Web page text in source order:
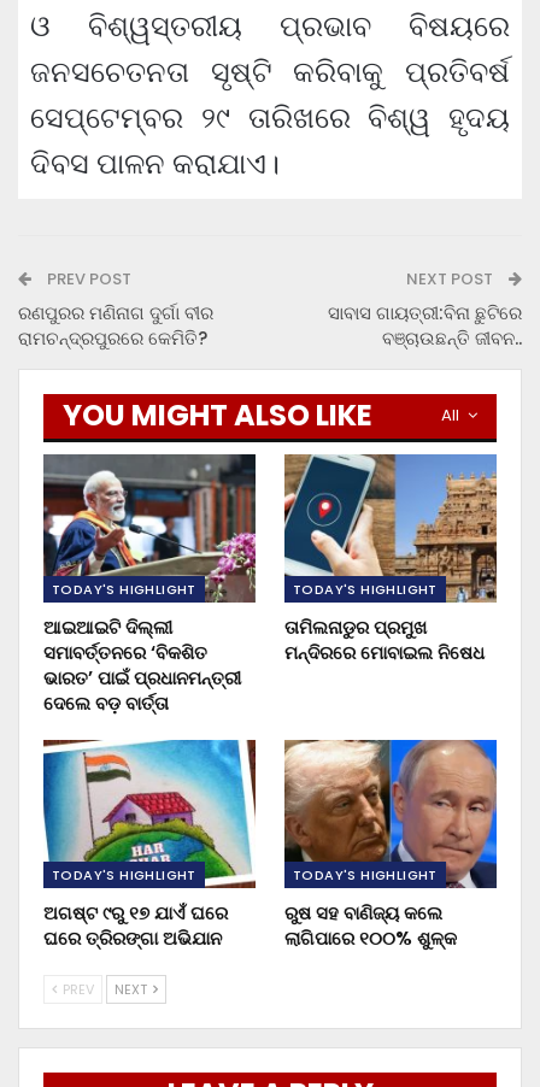
ଓ ବିଶ୍ୱସ୍ତରୀୟ ପ୍ରଭାବ ବିଷୟରେ
ଜନସଚେତନତା ସୃଷ୍ଟି କରିବାକୁ ପ୍ରତିବର୍ଷ
ସେପ୍ଟେମ୍ବର ୨୯ ତାରିଖରେ ବିଶ୍ୱ ହୃଦୟ
ଦିବସ ପାଳନ କରାଯାଏ।
PREV POST
ରଣପୁରର ମଣିନାଗ ଦୁର୍ଗା ବୀର
ରାମଚନ୍ଦ୍ରପୁରରେ କେମିତି?
NEXT POST
ସାବାସ ଗାୟତ୍ରୀ:ବିନା ଛୁଟିରେ
ବଞ୍ଚାଉଛନ୍ତି ଜୀବନ..
All
YOU MIGHT ALSO LIKE
TODAY'S HIGHLIGHT
ଆଇଆଇଟି ଦିଲ୍ଲୀ
ସମାବର୍ତ୍ତନରେ ‘ବିକଶିତ
ଭାରତ’ ପାଇଁ ପ୍ରଧାନମନ୍ତ୍ରୀ
ଦେଲେ ବଡ଼ ବାର୍ତ୍ତା
TODAY'S HIGHLIGHT
ତାମିଲନାଡୁର ପ୍ରମୁଖ
ମନ୍ଦିରରେ ମୋବାଇଲ ନିଷେଧ
TODAY'S HIGHLIGHT
ଅଗଷ୍ଟ ୯ରୁ ୧୭ ଯାଏଁ ଘରେ
ଘରେ ତ୍ରିରଙ୍ଗା ଅଭିଯାନ
TODAY'S HIGHLIGHT
ରୁଷ ସହ ବାଣିଜ୍ୟ କଲେ
ଲାଗିପାରେ ୧୦୦% ଶୁଳ୍କ
PREV NEXT